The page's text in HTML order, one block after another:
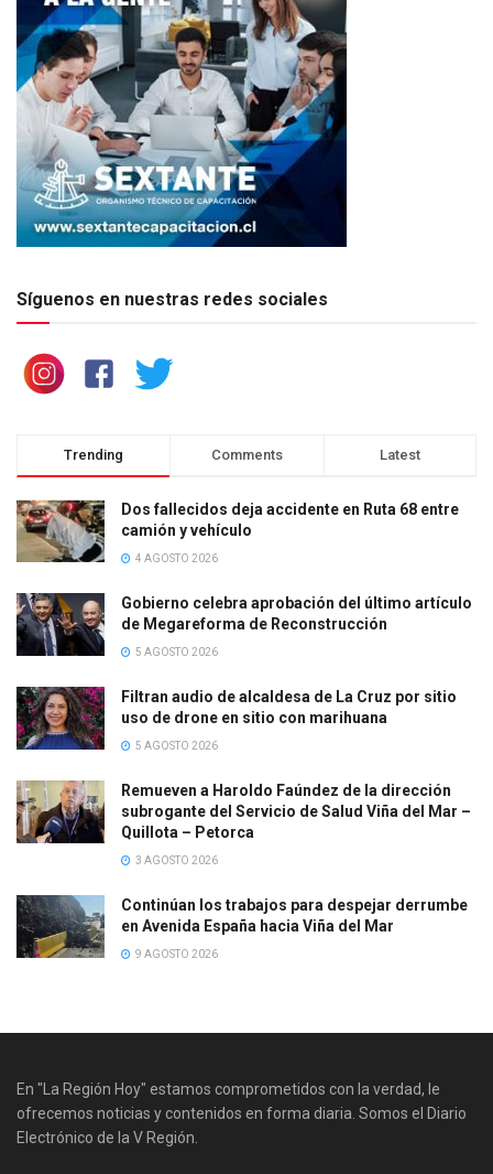
Síguenos en nuestras redes sociales
Trending Comments Latest
Dos fallecidos deja accidente en Ruta 68 entre
camión y vehículo
4 AGOSTO 2026
Gobierno celebra aprobación del último artículo
de Megareforma de Reconstrucción
5 AGOSTO 2026
Filtran audio de alcaldesa de La Cruz por sitio
uso de drone en sitio con marihuana
5 AGOSTO 2026
Remueven a Haroldo Faúndez de la dirección
subrogante del Servicio de Salud Viña del Mar –
Quillota – Petorca
3 AGOSTO 2026
Continúan los trabajos para despejar derrumbe
en Avenida España hacia Viña del Mar
9 AGOSTO 2026
En "La Región Hoy" estamos comprometidos con la verdad, le
ofrecemos noticias y contenidos en forma diaria. Somos el Diario
Electrónico de la V Región.